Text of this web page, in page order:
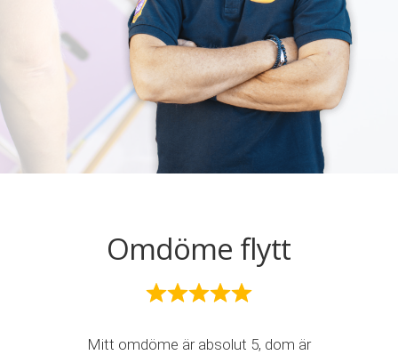
Omdöme flytt
Mitt omdöme är absolut 5, dom är